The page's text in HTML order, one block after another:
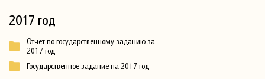
2017 год
Отчет по государственному заданию за
2017 год
Государственное задание на 2017 год